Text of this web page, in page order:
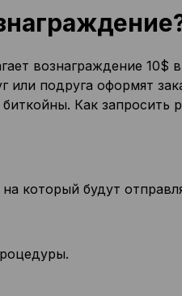
вознаграждение 10$
подруга оформят
Как запросить
на который будут